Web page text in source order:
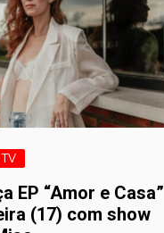
EP “Amor e Casa”
(17) com show